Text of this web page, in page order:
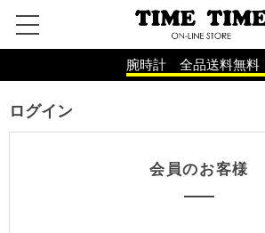
腕時計 全品送料無料
ログイン
会員のお客様